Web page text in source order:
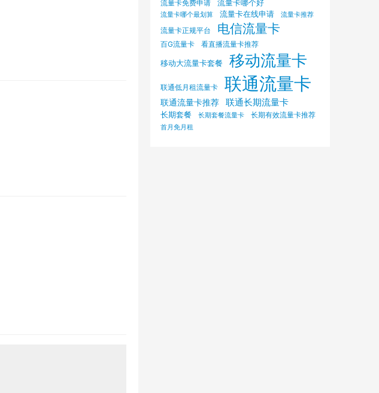
流量卡免费申请 流量卡哪个好
流量卡哪个最划算 流量卡在线申请 流量卡推荐
流量卡正规平台 电信流量卡
百G流量卡 看直播流量卡推荐
移动大流量卡套餐 移动流量卡
联通低月租流量卡 联通流量卡
联通流量卡推荐 联通长期流量卡
长期套餐 长期套餐流量卡 长期有效流量卡推荐
首月免月租